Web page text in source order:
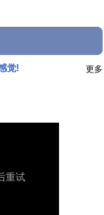
觉! 更多